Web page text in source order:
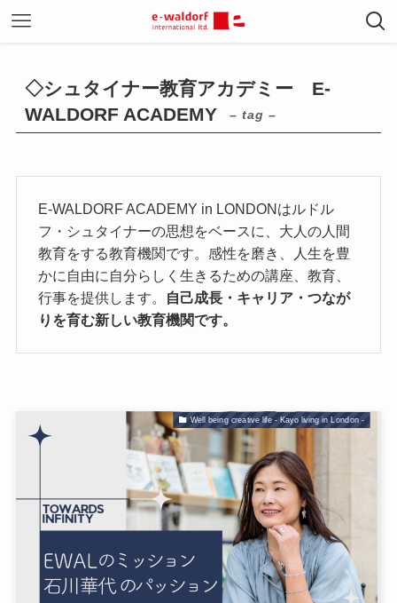
◇シュタイナー教育アカデミー E-
WALDORF ACADEMY
– tag –
E-WALDORF ACADEMY in LONDONはルドル
フ・シュタイナーの思想をベースに、大人の人間
教育をする教育機関です。感性を磨き、人生を豊
かに自由に自分らしく生きるための講座、教育、
行事を提供します。
自己成長・キャリア・つなが
りを育む新しい教育機関です。
Well being creative life - Kayo living in London -